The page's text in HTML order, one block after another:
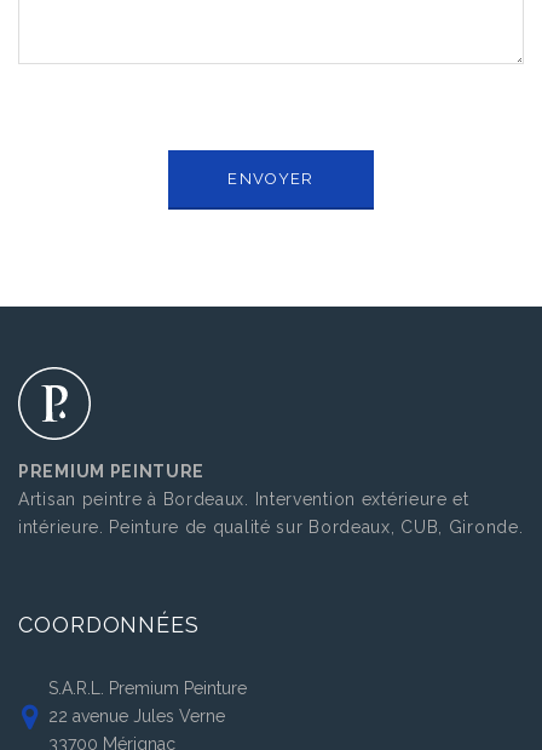
PREMIUM PEINTURE
Artisan peintre à Bordeaux. Intervention extérieure et
intérieure. Peinture de qualité sur Bordeaux, CUB, Gironde.
COORDONNÉES
S.A.R.L. Premium Peinture
22 avenue Jules Verne
33700 Mérignac